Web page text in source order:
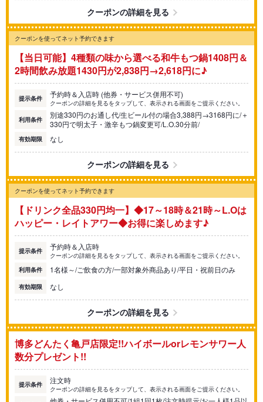
クーポンの詳細を見る
クーポンを使ってネット予約できます
【当日可能】4種類の味から選べる和牛もつ鍋1408円＆
2時間飲み放題1430円が2,838円→2,618円に♪
提示条件 予約時＆入店時 (他券・サービス併用不可)
クーポンの詳細を見るをタップして、表示される画面をご提示ください。
利用条件
別途330円のお通し代/生ビール付の場合3,388円→3168円に/＋
330円で明太子・激辛もつ鍋変更可/L.O.30分前/
有効期限 なし
クーポンの詳細を見る
クーポンを使ってネット予約できます
【ドリンク全品330円均一】◆17～18時＆21時～L.Oは
ハッピー・レイトアワー◆お得に楽しめます♪
提示条件 予約時＆入店時
クーポンの詳細を見るをタップして、表示される画面をご提示ください。
利用条件
1名様～/ご飲食の方/一部対象外商品あり/平日・祝前日のみ
有効期限 なし
クーポンの詳細を見る
博多どんたく亀戸店限定!!ハイボールorレモンサワー人
数分プレゼント!!
提示条件 注文時
クーポンの詳細を見るをタップして、表示される画面をご提示ください。